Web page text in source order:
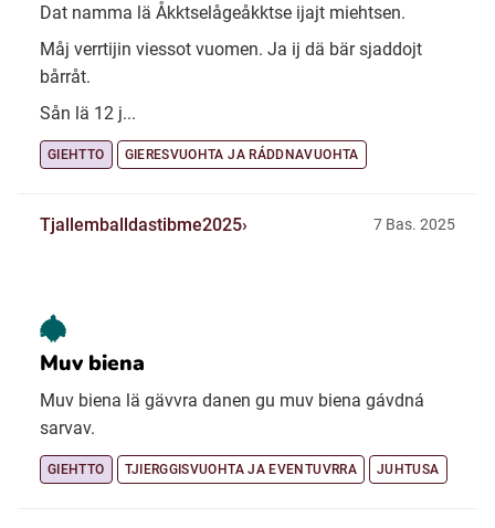
Dat namma lä Åkktselågeåkktse ijajt miehtsen.
Måj verrtijin viessot vuomen. Ja ij dä bär sjaddojt
bårråt.
Sån lä 12 j...
GIEHTTO GIERESVUOHTA JA RÁDDNAVUOHTA
Tjallemballdastibme2025 7 Bas. 2025
Muv biena
Muv biena lä gävvra danen gu muv biena gávdná
sarvav.
GIEHTTO TJIERGGISVUOHTA JA EVENTUVRRA JUHTUSA